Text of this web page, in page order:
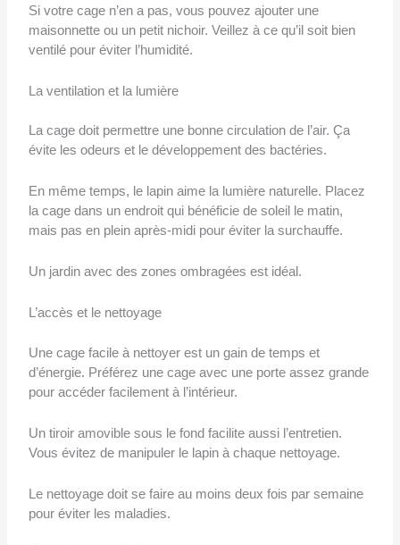
Si votre cage n’en a pas, vous pouvez ajouter une
maisonnette ou un petit nichoir. Veillez à ce qu’il soit bien
ventilé pour éviter l’humidité.
La ventilation et la lumière
La cage doit permettre une bonne circulation de l’air. Ça
évite les odeurs et le développement des bactéries.
En même temps, le lapin aime la lumière naturelle. Placez
la cage dans un endroit qui bénéficie de soleil le matin,
mais pas en plein après-midi pour éviter la surchauffe.
Un jardin avec des zones ombragées est idéal.
L’accès et le nettoyage
Une cage facile à nettoyer est un gain de temps et
d’énergie. Préférez une cage avec une porte assez grande
pour accéder facilement à l’intérieur.
Un tiroir amovible sous le fond facilite aussi l’entretien.
Vous évitez de manipuler le lapin à chaque nettoyage.
Le nettoyage doit se faire au moins deux fois par semaine
pour éviter les maladies.